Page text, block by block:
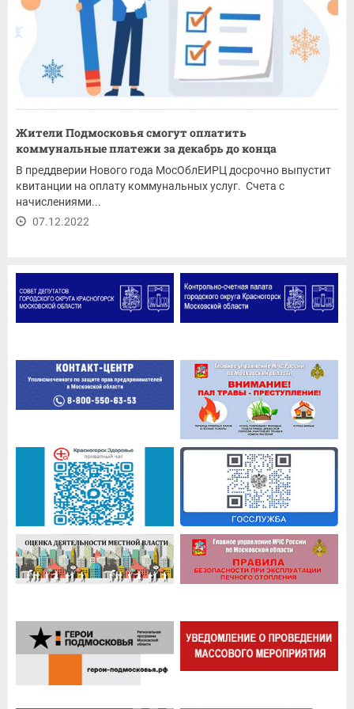
Жители Подмосковья смогут оплатить
коммунальные платежи за декабрь до конца
текущего...
В преддверии Нового года МосОблЕИРЦ досрочно выпустит
квитанции на оплату коммунальных услуг. Счета с
начислениями...
07.12.2022